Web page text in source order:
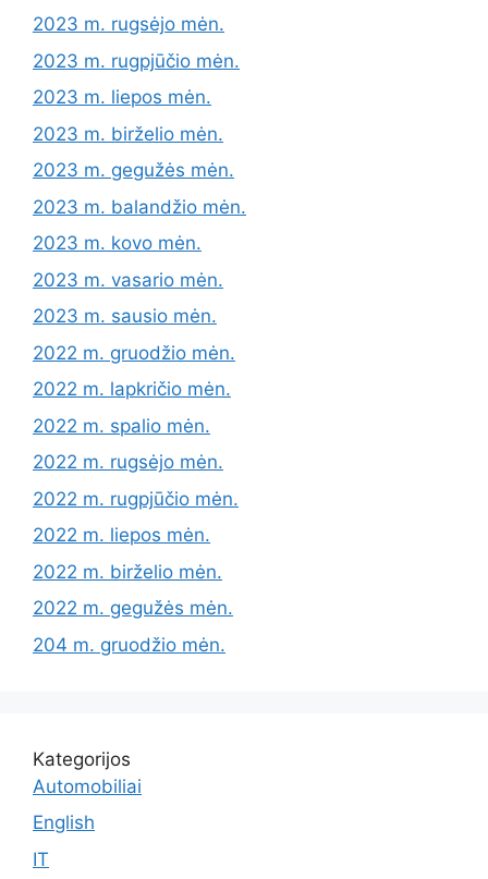
2023 m. rugsėjo mėn.
2023 m. rugpjūčio mėn.
2023 m. liepos mėn.
2023 m. birželio mėn.
2023 m. gegužės mėn.
2023 m. balandžio mėn.
2023 m. kovo mėn.
2023 m. vasario mėn.
2023 m. sausio mėn.
2022 m. gruodžio mėn.
2022 m. lapkričio mėn.
2022 m. spalio mėn.
2022 m. rugsėjo mėn.
2022 m. rugpjūčio mėn.
2022 m. liepos mėn.
2022 m. birželio mėn.
2022 m. gegužės mėn.
204 m. gruodžio mėn.
Kategorijos
Automobiliai
English
IT